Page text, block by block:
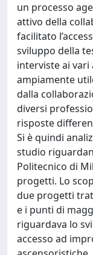
un processo
attivo della
facilitato
sviluppo della
interviste ai
ampiamente
dalla
diversi
risposte
Si è quindi
studio
Politecnico di
progetti. Lo
due progetti
e i punti di
riguardava lo
accesso ad